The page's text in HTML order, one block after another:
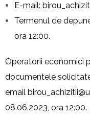
E-mail:
Termenul de
ora 12:00.
Operatorii economici
documentele
email
08.06.2023, ora 12:00.